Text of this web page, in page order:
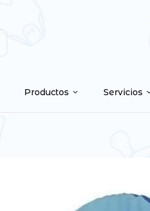
Productos Servicios